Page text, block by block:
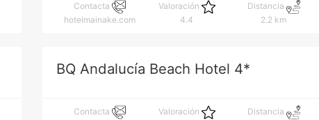
Contacta
hotelmainake.com
Valoración
4.4
Distancia
2.2 km
BQ Andalucía Beach Hotel 4*
Contacta
Valoración
Distancia